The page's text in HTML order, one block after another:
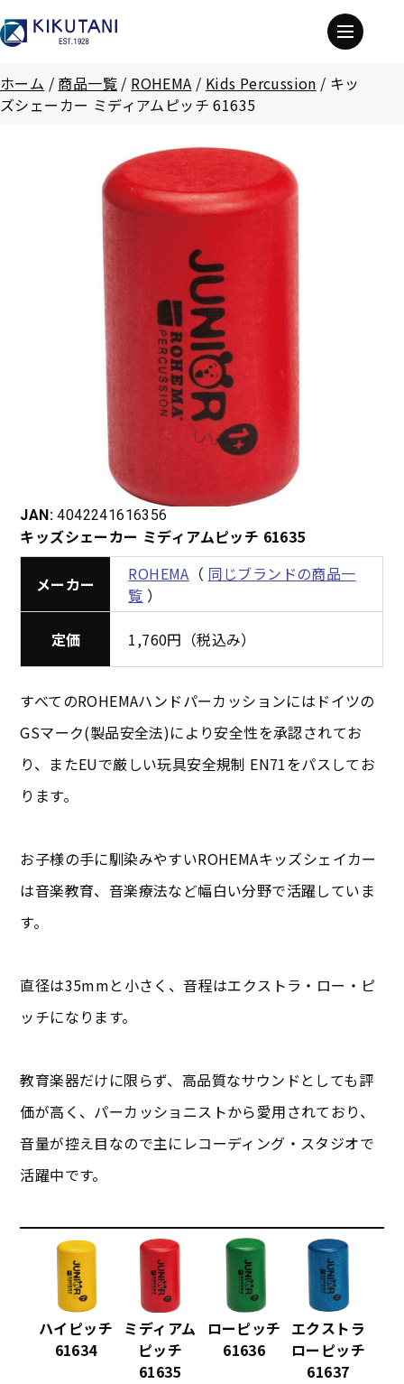
ホーム / 商品一覧 / ROHEMA / Kids Percussion / キッ
ズシェーカー ミディアムピッチ 61635
JAN: 4042241616356
キッズシェーカー ミディアムピッチ 61635
メーカー ROHEMA （ 同じブランドの商品一
覧 ）
定価 1,760円（税込み）
すべてのROHEMAハンドパーカッションにはドイツの
GSマーク(製品安全法)により安全性を承認されてお
り、またEUで厳しい玩具安全規制 EN71をパスしてお
ります。
お子様の手に馴染みやすいROHEMAキッズシェイカー
は音楽教育、音楽療法など幅白い分野で活躍していま
す。
直径は35mmと小さく、音程はエクストラ・ロー・ピ
ッチになります。
教育楽器だけに限らず、高品質なサウンドとしても評
価が高く、パーカッショニストから愛用されており、
音量が控え目なので主にレコーディング・スタジオで
活躍中です。
ハイピッチ
61634
ミディアム
ピッチ
61635
ローピッチ
61636
エクストラ
ローピッチ
61637